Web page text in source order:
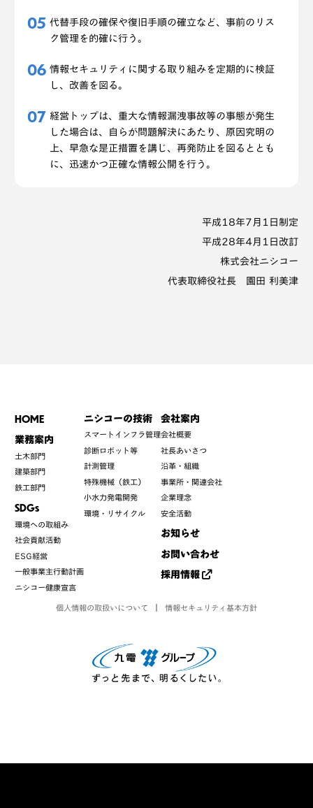
代替手段の確保や復旧手順の確立など、事前のリス
ク管理を的確に行う。
情報セキュリティに関する取り組みを定期的に検証
し、改善を図る。
経営トップは、重大な情報漏洩事故等の事態が発生
した場合は、自らが問題解決にあたり、原因究明の
上、早急な是正措置を講じ、再発防止を図るととも
に、迅速かつ正確な情報公開を行う。
平成18年7月1日制定
平成28年4月1日改訂
株式会社ニシコー
代表取締役社長 園田 利美津
HOME
業務案内
土木部門
建築部門
鉄工部門
SDGs
環境への取組み
社会貢献活動
ESG経営
一般事業主行動計画
ニシコー健康宣言
ニシコーの技術
スマートインフラ管理
診断ロボット等
計測管理
特殊機械（鉄工）
小水力発電開発
環境・リサイクル
会社案内
会社概要
社長あいさつ
沿革・組織
事業所・関連会社
企業理念
安全活動
お知らせ
お問い合わせ
採用情報
個人情報の取扱いについて 情報セキュリティ基本方針